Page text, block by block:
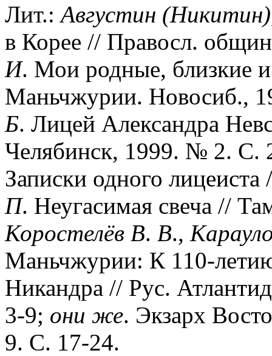
Лит.:Августин
в Корее // Правосл.
И. Мои родные, близкие
Маньчжурии. Новосиб.,
Б. Лицей Александра
Челябинск, 1999. № 2. С.
Записки одного
П. Неугасимая свеча //
Коростелёв В. В.,
Маньчжурии: К 110-
Никандра // Рус.
3-9; они же. Экзарх
9. С. 17-24.